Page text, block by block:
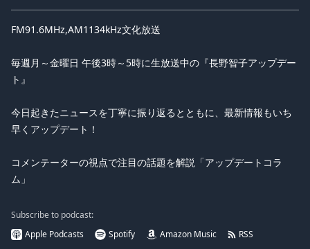
FM91.6MHz,AM1134kHz文化放送
毎週月～金曜日 午後3時～5時に生放送中の『長野智子アップデー
ト』
今日起きたニュースを丁寧に振り返るとともに、最新情報もいち
早くアップデート！
コメンテーターの視点で注目の話題を解説「アップデートコラ
ム」
Subscribe to podcast:
Apple Podcasts
Spotify Amazon Music RSS